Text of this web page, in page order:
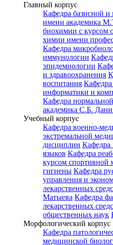
Главный корпус
Кафедра базисной и
имени академика
биохимии с курсом
химии имени
Кафедра
иммунологии
эпидемиологии
и здравоохранения
воспитания
информатики и
Кафедра
академика С.Б.
Учебный корпус
Кафедра военно-
экстремальной
дисциплин Кафедра
языков Кафедра
курсом спортивной
гигиены Кафедра
управления и
лекарственных
Матыева Кафедра
лекарственных
общественных наук
Морфологический корпус
Кафедра
медицинской